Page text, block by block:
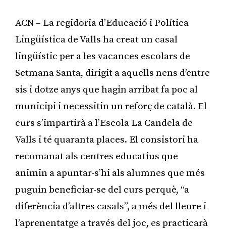
ACN – La regidoria d’Educació i Política
Lingüística de Valls ha creat un casal
lingüístic per a les vacances escolars de
Setmana Santa, dirigit a aquells nens d’entre
sis i dotze anys que hagin arribat fa poc al
municipi i necessitin un reforç de català. El
curs s’impartirà a l’Escola La Candela de
Valls i té quaranta places. El consistori ha
recomanat als centres educatius que
animin a apuntar-s’hi als alumnes que més
puguin beneficiar-se del curs perquè, “a
diferència d’altres casals”, a més del lleure i
l’aprenentatge a través del joc, es practicarà